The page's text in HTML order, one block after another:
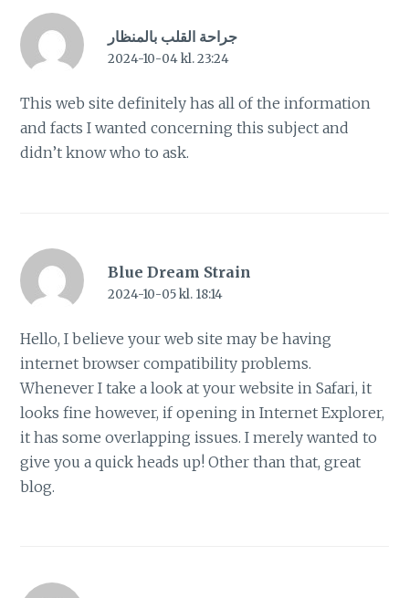
جراحة القلب بالمنظار
2024-10-04 kl. 23:24
This web site definitely has all of the information
and facts I wanted concerning this subject and
didn’t know who to ask.
Blue Dream Strain
2024-10-05 kl. 18:14
Hello, I believe your web site may be having
internet browser compatibility problems.
Whenever I take a look at your website in Safari, it
looks fine however, if opening in Internet Explorer,
it has some overlapping issues. I merely wanted to
give you a quick heads up! Other than that, great
blog.